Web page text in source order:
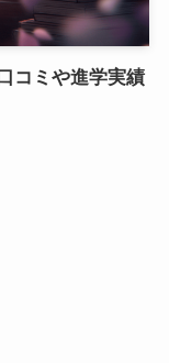
コミや進学実績